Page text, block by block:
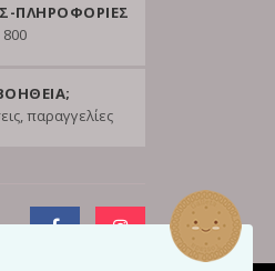
ΠΛΗΡΟΦΟΡΙΕΣ
800
παραγγελίες